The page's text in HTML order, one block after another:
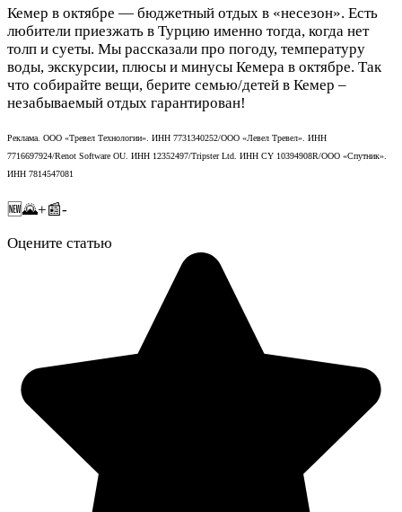
Кемер в октябре — бюджетный отдых в «несезон». Есть
любители приезжать в Турцию именно тогда, когда нет
толп и суеты. Мы рассказали про погоду, температуру
воды, экскурсии, плюсы и минусы Кемера в октябре. Так
что собирайте вещи, берите семью/детей в Кемер –
незабываемый отдых гарантирован!
Реклама. ООО «Тревел Технологии». ИНН 7731340252/ООО «Левел Тревел». ИНН
7716697924/Renot Software OU. ИНН 12352497/Tripster Ltd. ИНН CY 10394908R/ООО «Спутник».
ИНН 7814547081
🆕🌄+📰-
Оцените статью